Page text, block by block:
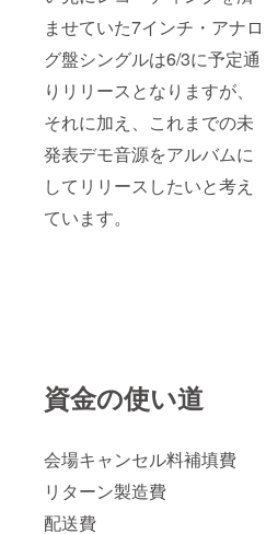
ませていた7インチ・アナロ
グ盤シングルは6/3に予定通
りリリースとなりますが、
それに加え、これまでの未
発表デモ音源をアルバムに
してリリースしたいと考え
ています。
資金の使い道
会場キャンセル料補填費
リターン製造費
配送費